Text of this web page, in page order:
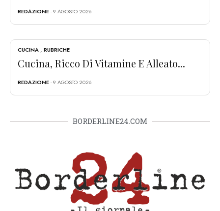
REDAZIONE- 9 AGOSTO 2026
CUCINA, RUBRICHE
Cucina, Ricco Di Vitamine E Alleato...
REDAZIONE- 9 AGOSTO 2026
BORDERLINE24.COM